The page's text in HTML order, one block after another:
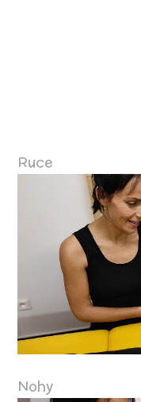
Ruce
Nohy